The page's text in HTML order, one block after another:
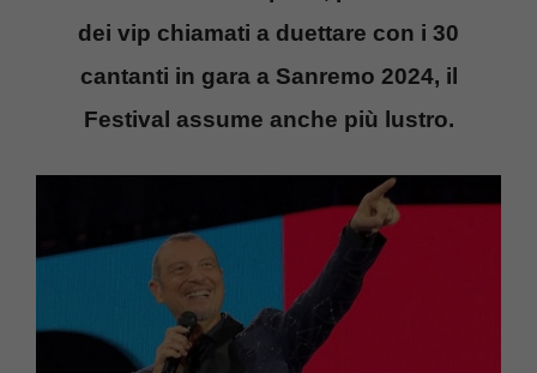
dei vip chiamati a duettare con i 30
cantanti in gara a Sanremo 2024, il
Festival assume anche più lustro.